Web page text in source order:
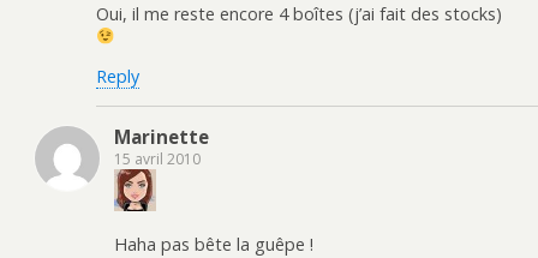
Oui, il me reste encore 4 boîtes (j’ai fait des stocks)
Reply
Marinette
15 avril 2010
Haha pas bête la guêpe !